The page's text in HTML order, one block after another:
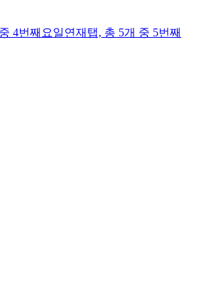
4번째 요일연재 탭, 총 5개 중 5번째